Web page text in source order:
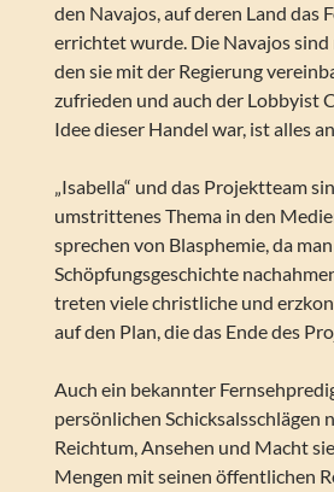
den Navajos, auf deren Land das
errichtet wurde. Die Navajos sind
den sie mit der Regierung
zufrieden und auch der Lobbyist
Idee dieser Handel war, ist alles
„Isabella“ und das Projektteam
umstrittenes Thema in den
sprechen von Blasphemie, da
Schöpfungsgeschichte
treten viele christliche und
auf den Plan, die das Ende des
Auch ein bekannter
persönlichen Schicksalsschlägen
Reichtum, Ansehen und Macht
Mengen mit seinen öffentlichen